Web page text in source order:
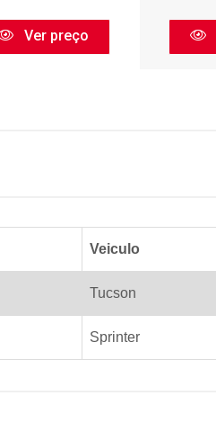
Ver preço
Veiculo
Tucson
Sprinter